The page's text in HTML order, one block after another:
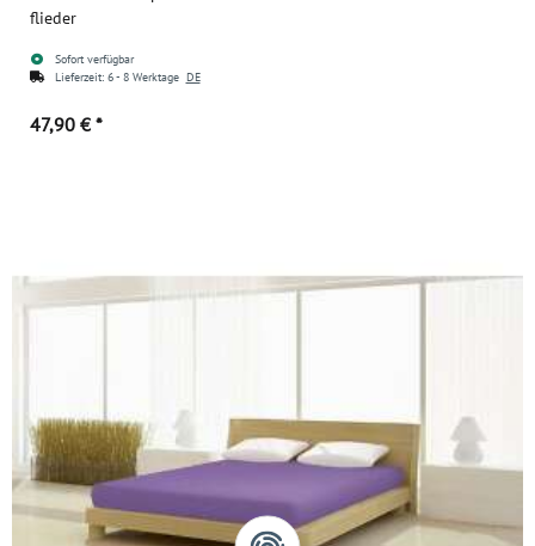
flieder
Sofort verfügbar
Lieferzeit: 6 - 8 Werktage DE
47,90 € *